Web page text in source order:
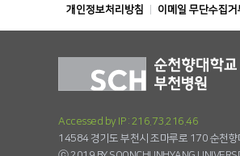
개인정보처리방침 이메일 무단수집거
Accessed by IP : 216.73.216.46
14584 경기도 부천시 조마루로 170 순천향